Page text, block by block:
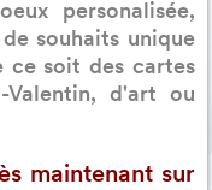
personalisée,
souhaits unique
ce soit des cartes
d'art ou
maintenant sur